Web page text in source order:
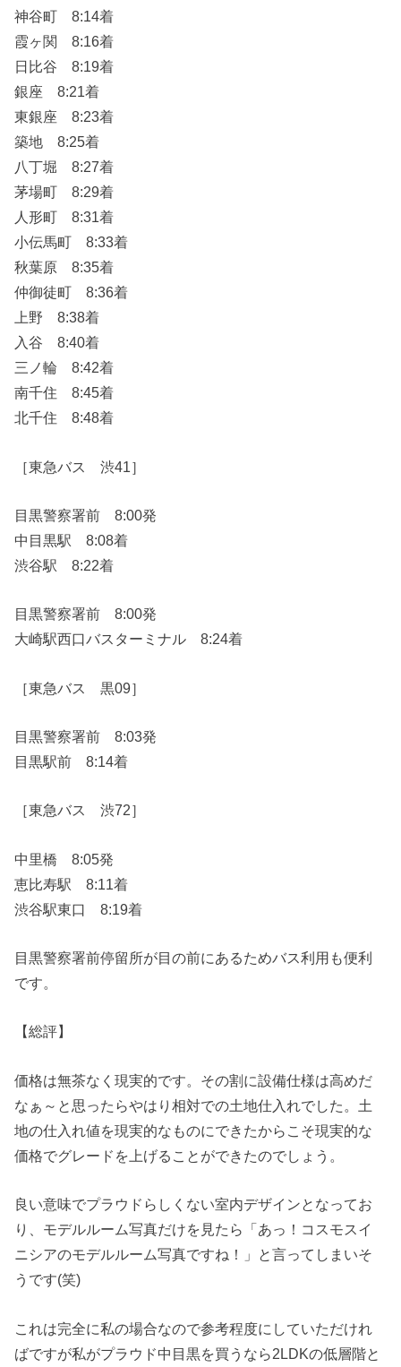
神谷町 8:14着
霞ヶ関 8:16着
日比谷 8:19着
銀座 8:21着
東銀座 8:23着
築地 8:25着
八丁堀 8:27着
茅場町 8:29着
人形町 8:31着
小伝馬町 8:33着
秋葉原 8:35着
仲御徒町 8:36着
上野 8:38着
入谷 8:40着
三ノ輪 8:42着
南千住 8:45着
北千住 8:48着
［東急バス 渋41］
目黒警察署前 8:00発
中目黒駅 8:08着
渋谷駅 8:22着
目黒警察署前 8:00発
大崎駅西口バスターミナル 8:24着
［東急バス 黒09］
目黒警察署前 8:03発
目黒駅前 8:14着
［東急バス 渋72］
中里橋 8:05発
恵比寿駅 8:11着
渋谷駅東口 8:19着
目黒警察署前停留所が目の前にあるためバス利用も便利
です。
【総評】
価格は無茶なく現実的です。その割に設備仕様は高めだ
なぁ～と思ったらやはり相対での土地仕入れでした。土
地の仕入れ値を現実的なものにできたからこそ現実的な
価格でグレードを上げることができたのでしょう。
良い意味でプラウドらしくない室内デザインとなってお
り、モデルルーム写真だけを見たら「あっ！コスモスイ
ニシアのモデルルーム写真ですね！」と言ってしまいそ
うです(笑)
これは完全に私の場合なので参考程度にしていただけれ
ばですが私がプラウド中目黒を買うなら2LDKの低層階と